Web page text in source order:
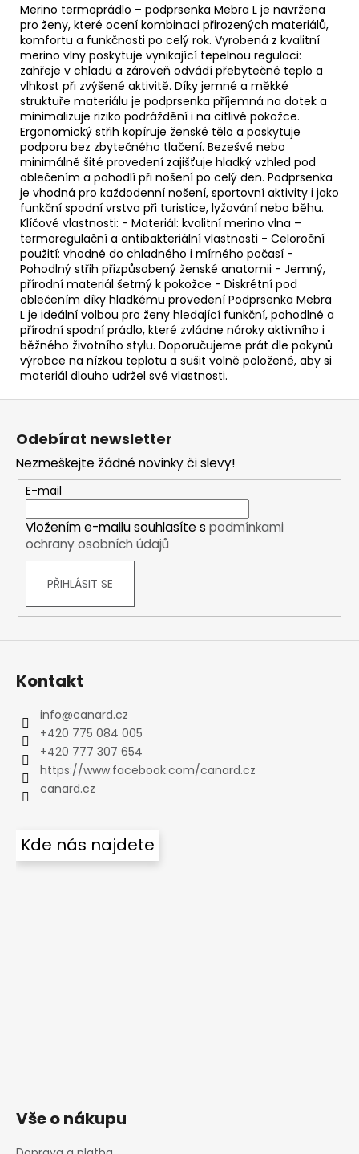
Merino termoprádlo – podprsenka Mebra L je navržena
pro ženy, které ocení kombinaci přirozených materiálů,
komfortu a funkčnosti po celý rok. Vyrobená z kvalitní
merino vlny poskytuje vynikající tepelnou regulaci:
zahřeje v chladu a zároveň odvádí přebytečné teplo a
vlhkost při zvýšené aktivitě. Díky jemné a měkké
struktuře materiálu je podprsenka příjemná na dotek a
minimalizuje riziko podráždění i na citlivé pokožce.
Ergonomický střih kopíruje ženské tělo a poskytuje
podporu bez zbytečného tlačení. Bezešvé nebo
minimálně šité provedení zajišťuje hladký vzhled pod
oblečením a pohodlí při nošení po celý den. Podprsenka
je vhodná pro každodenní nošení, sportovní aktivity i jako
funkční spodní vrstva při turistice, lyžování nebo běhu.
Klíčové vlastnosti: - Materiál: kvalitní merino vlna –
termoregulační a antibakteriální vlastnosti - Celoroční
použití: vhodné do chladného i mírného počasí -
Pohodlný střih přizpůsobený ženské anatomii - Jemný,
přírodní materiál šetrný k pokožce - Diskrétní pod
oblečením díky hladkému provedení Podprsenka Mebra
L je ideální volbou pro ženy hledající funkční, pohodlné a
přírodní spodní prádlo, které zvládne nároky aktivního i
běžného životního stylu. Doporučujeme prát dle pokynů
výrobce na nízkou teplotu a sušit volně položené, aby si
materiál dlouho udržel své vlastnosti.
Z
Odebírat newsletter
Nezmeškejte žádné novinky či slevy!
E-mail
Vložením e-mailu souhlasíte s podmínkami
ochrany osobních údajů
PŘIHLÁSIT SE
Kontakt
info@canard.cz
+420 775 084 005
+420 777 307 654
https://www.facebook.com/canard.cz
canard.cz
Kde nás najdete
Vše o nákupu